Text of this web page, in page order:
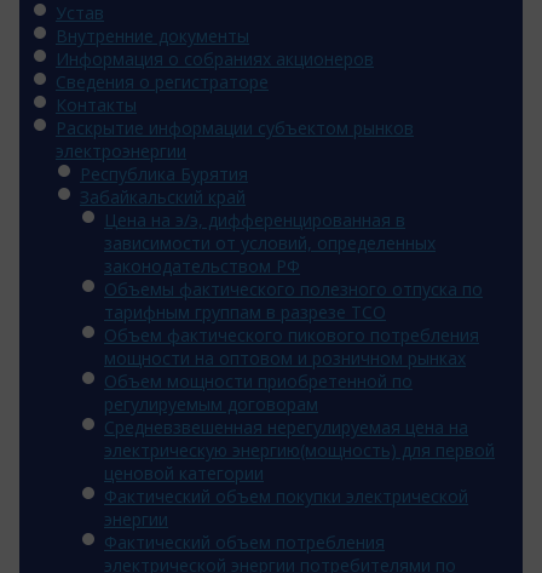
Устав
Внутренние документы
Информация о собраниях акционеров
Сведения о регистраторе
Контакты
Раскрытие информации субъектом рынков
электроэнергии
Республика Бурятия
Забайкальский край
Цена на э/э, дифференцированная в
зависимости от условий, определенных
законодательством РФ
Объемы фактического полезного отпуска по
тарифным группам в разрезе ТСО
Объем фактического пикового потребления
мощности на оптовом и розничном рынках
Объем мощности приобретенной по
регулируемым договорам
Средневзвешенная нерегулируемая цена на
электрическую энергию(мощность) для первой
ценовой категории
Фактический объем покупки электрической
энергии
Фактический объем потребления
электрической энергии потребителями по